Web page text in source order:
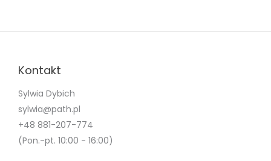
Kontakt
Sylwia Dybich
sylwia@path.pl
+48 881-207-774
(Pon.-pt. 10:00 - 16:00)